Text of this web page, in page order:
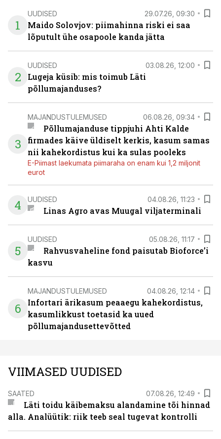
1
UUDISED 29.07.26, 09:30
Maido Solovjov: piimahinna riski ei saa
lõputult ühe osapoole kanda jätta
2
UUDISED 03.08.26, 12:00
Lugeja küsib: mis toimub Läti
põllumajanduses?
3
MAJANDUSTULEMUSED 06.08.26, 09:34
Põllumajanduse tippjuhi Ahti Kalde
firmades käive üldiselt kerkis, kasum samas
nii kahekordistus kui ka sulas pooleks
E-Piimast laekumata piimaraha on enam kui 1,2 miljonit
eurot
4 UUDISED 04.08.26, 11:23
Linas Agro avas Muugal viljaterminali
5
UUDISED 05.08.26, 11:17
Rahvusvaheline fond paisutab Bioforce’i
kasvu
6
MAJANDUSTULEMUSED 04.08.26, 12:14
Infortari ärikasum peaaegu kahekordistus,
kasumlikkust toetasid ka uued
põllumajandusettevõtted
VIIMASED UUDISED
SAATED 07.08.26, 12:49
Läti toidu käibemaksu alandamine tõi hinnad
alla. Analüütik: riik teeb seal tugevat kontrolli